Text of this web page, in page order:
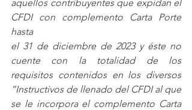
aquellos contribuyentes que expidan el
CFDI con complemento Carta Porte
hasta
el 31 de diciembre de 2023 y éste no
cuente con la totalidad de los
requisitos contenidos en los diversos
“Instructivos de llenado del CFDI al que
se le incorpora el complemento Carta